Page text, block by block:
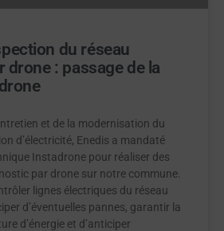
du réseau
drone : passage de la
et de la modernisation du
d’électricité, Enedis a mandaté
Instadrone pour réaliser des
par drone sur notre commune.
lignes électriques du réseau
d’éventuelles pannes, garantir la
d’énergie et d’anticiper